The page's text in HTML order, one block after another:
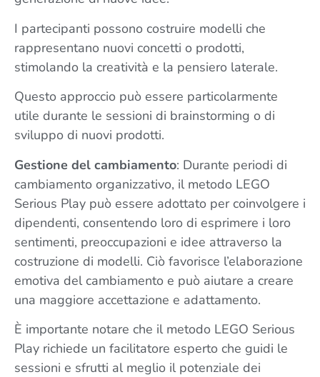
I partecipanti possono costruire modelli che
rappresentano nuovi concetti o prodotti,
stimolando la creatività e la pensiero laterale.
Questo approccio può essere particolarmente
utile durante le sessioni di brainstorming o di
sviluppo di nuovi prodotti.
Gestione del cambiamento: Durante periodi di
cambiamento organizzativo, il metodo LEGO
Serious Play può essere adottato per coinvolgere i
dipendenti, consentendo loro di esprimere i loro
sentimenti, preoccupazioni e idee attraverso la
costruzione di modelli. Ciò favorisce l’elaborazione
emotiva del cambiamento e può aiutare a creare
una maggiore accettazione e adattamento.
È importante notare che il metodo LEGO Serious
Play richiede un facilitatore esperto che guidi le
sessioni e sfrutti al meglio il potenziale dei